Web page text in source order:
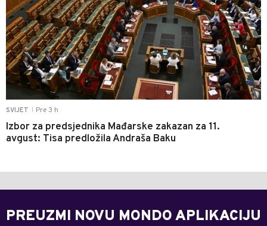
SVIJET Pre 3 h
Izbor za predsjednika Mađarske zakazan za 11.
avgust: Tisa predložila Andraša Baku
PREUZMI NOVU MONDO APLIKACIJU